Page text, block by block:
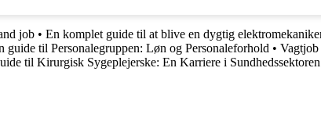
job • En komplet guide til at blive en dygtig
guide til Personalegruppen: Løn og Personaleforhold •
til Kirurgisk Sygeplejerske: En Karriere i Sundhedssektoren